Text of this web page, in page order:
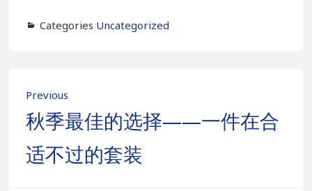
Categories Uncategorized
navigation
Previous
Previous
post:
秋季最佳的选择——一件在合
适不过的套装